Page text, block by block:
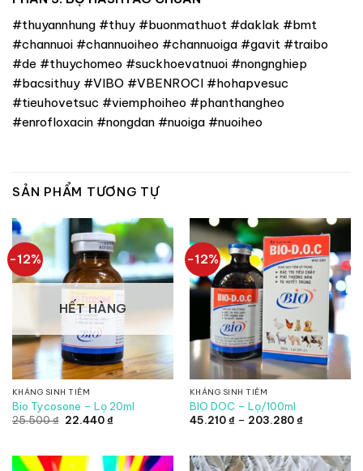
#thuyannhung #thuy #buonmathuot #daklak #bmt
#channuoi #channuoiheo #channuoiga #gavit #traibo
#de #thuychomeo #suckhoevatnuoi #nongnghiep
#bacsithuy #VIBO #VBENROCI #hohapvesuc
#tieuhovetsuc #viemphoiheo #phanthangheo
#enrofloxacin #nongdan #nuoiga #nuoiheo
SẢN PHẨM TƯƠNG TỰ
-12%
HẾT HÀNG
KHÁNG SINH TIÊM
Bio Tycosone – Lọ 20ml
25.500₫ Giá
22.440₫Giá
22.440 ₫.
-12%
KHÁNG SINH TIÊM
BIO DOC – Lọ/100ml
45.210₫ – 203.280₫Khoảng
đến
203.280 ₫